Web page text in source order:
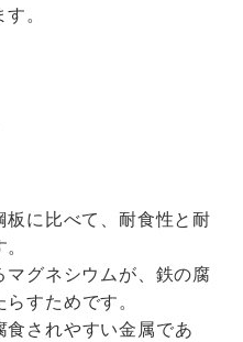
。
に比べて、耐食性と耐
マグネシウムが、鉄の腐
すためです。
されやすい金属であ